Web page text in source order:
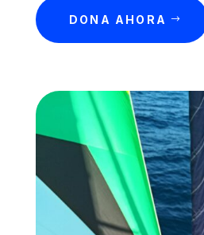
DONA AHORA